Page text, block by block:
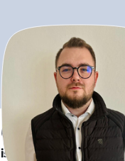
Oliver Talijan
ist offen für Projekte. 🔎